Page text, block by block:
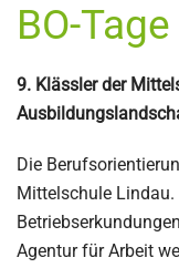
BO-
9. Klässler der
Die
Mittelschule Lindau.
Agentur für Arbeit